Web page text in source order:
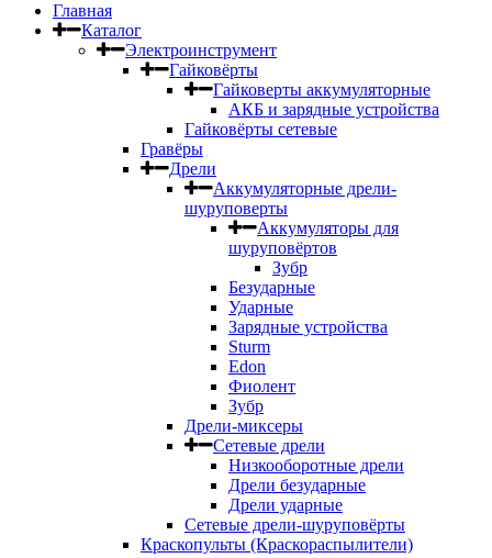
Главная
Каталог
Электроинструмент
Гайковёрты
Гайковерты аккумуляторные
АКБ и зарядные устройства
Гайковёрты сетевые
Гравёры
Дрели
Аккумуляторные дрели-
шуруповерты
Аккумуляторы для
шуруповёртов
Зубр
Безударные
Ударные
Зарядные устройства
Sturm
Edon
Фиолент
Зубр
Дрели-миксеры
Сетевые дрели
Низкооборотные дрели
Дрели безударные
Дрели ударные
Сетевые дрели-шуруповёрты
Краскопульты (Краскораспылители)